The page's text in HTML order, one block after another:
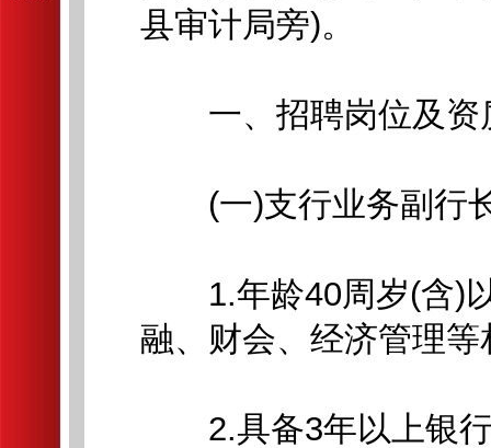
县审计局旁)。
一、招聘岗位及资
(一)支行业务副行
1.年龄40周岁(含)以
融、财会、经济管理等
2.具备3年以上银行